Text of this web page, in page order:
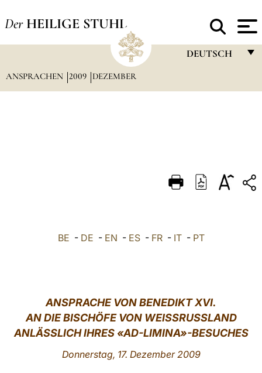
Der HEILIGE STUHL
DEUTSCH
DEUTSCH
العربيّة
ANSPRACHEN 2009 DEZEMBER
BE - DE - EN - ES- FR- IT- PT
ANSPRACHE VON BENEDIKT XVI.
AN DIE BISCHÖFE VON WEISSRUSSLAND
ANLÄSSLICH IHRES «AD-LIMINA»-BESUCHES
Donnerstag, 17. Dezember 2009